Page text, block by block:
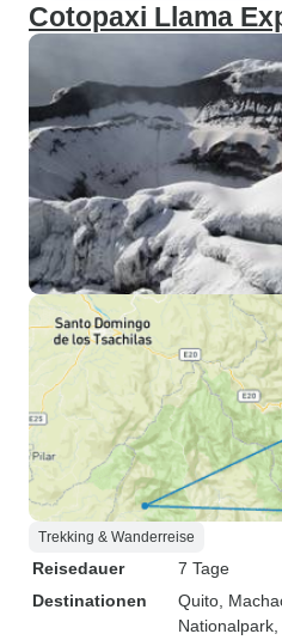
Cotopaxi Llama
Trekking & Wanderreise
Reisedauer
7 Tage
Destinationen
Quito ,
Nationalpark